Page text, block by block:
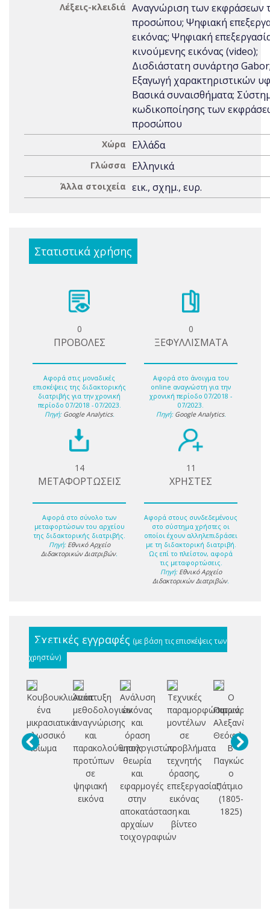
Λέξεις-κλειδιά Αναγνώριση των εκφράσεων
προσώπου; Ψηφιακή
εικόνας; Ψηφιακή
κινούμενης εικόνας (video);
Δισδιάστατη συνάρτησ
Εξαγωγή χαρακτηριστικών
Βασικά συναισθήματα;
κωδικοποίησης των
προσώπου
Χώρα Ελλάδα
Γλώσσα Ελληνικά
Άλλα στοιχεία εικ., σχημ., ευρ.
Στατιστικά χρήσης
0
ΠΡΟΒΟΛΕΣ
Αφορά στις μοναδικές
επισκέψεις της διδακτορικής
διατριβής για την χρονική
περίοδο 07/2018 - 07/2023.
Πηγή: Google Analytics.
0
ΞΕΦΥΛΛΙΣΜΑΤΑ
Αφορά στο άνοιγμα του
online αναγνώστη για την
χρονική περίοδο 07/2018 -
07/2023.
Πηγή: Google Analytics.
14
ΜΕΤΑΦΟΡΤΩΣΕΙΣ
Αφορά στο σύνολο των
μεταφορτώσων του αρχείου
της διδακτορικής διατριβής.
Πηγή: Εθνικό Αρχείο
Διδακτορικών Διατριβών.
11
ΧΡΗΣΤΕΣ
Αφορά στους συνδεδεμένους
στο σύστημα χρήστες οι
οποίοι έχουν αλληλεπιδράσει
με τη διδακτορική διατριβή.
Ως επί το πλείστον, αφορά
τις μεταφορτώσεις.
Πηγή: Εθνικό Αρχείο
Διδακτορικών Διατριβών.
Σχετικές εγγραφές (με βάση τις επισκέψεις των
χρηστών)
Κουβουκλιώτικα:
ένα
μικρασιατικό
γλωσσικό
ιδίωμα
Ανάπτυξη
μεθοδολογιών
αναγνώρισης
και
παρακολούθησης
προτύπων
σε
ψηφιακή
εικόνα
Ανάλυση
εικόνας
και
όραση
υπολογιστών:
θεωρία
και
εφαρμογές
στην
αποκατάσταση
αρχαίων
τοιχογραφιών
Τεχνικές
παραμορφώσιμων
μοντέλων
σε
προβλήματα
τεχνητής
όρασης,
επεξεργασίας
εικόνας
και
βίντεο
Ο
Πατριάρχης
Αλεξανδρείας
Θεόφιλος
Β'
Παγκώστας
ο
Πάτμιος
(1805-
1825)